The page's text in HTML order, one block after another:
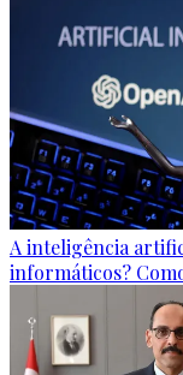
A inteligência
informáticos?